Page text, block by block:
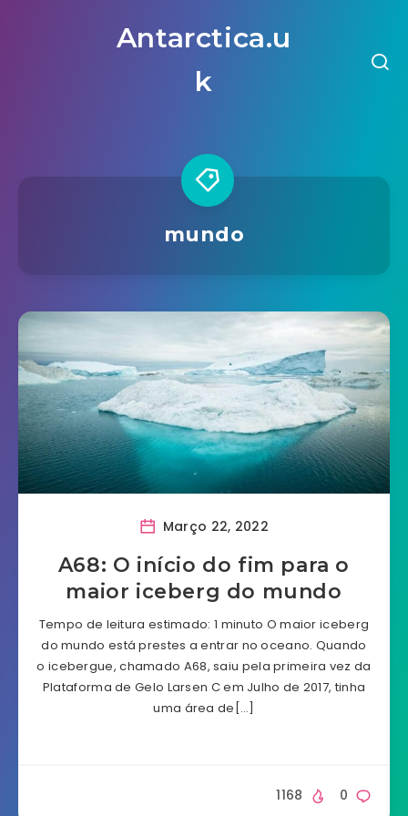
Antarctica.u
k
mundo
Março 22, 2022
A68: O início do fim para o
maior iceberg do mundo
Tempo de leitura estimado: 1 minuto O maior iceberg
do mundo está prestes a entrar no oceano. Quando
o icebergue, chamado A68, saiu pela primeira vez da
Plataforma de Gelo Larsen C em Julho de 2017, tinha
uma área de[…]
0
1168